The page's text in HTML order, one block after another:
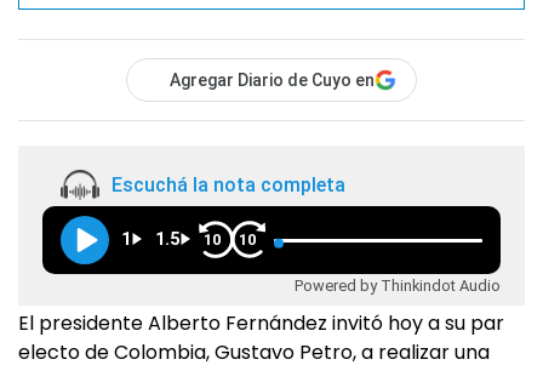
Agregar Diario de Cuyo en
Escuchá la nota completa
1 1.5 10 10
Powered by Thinkindot Audio
El presidente Alberto Fernández invitó hoy a su par
electo de Colombia, Gustavo Petro, a realizar una